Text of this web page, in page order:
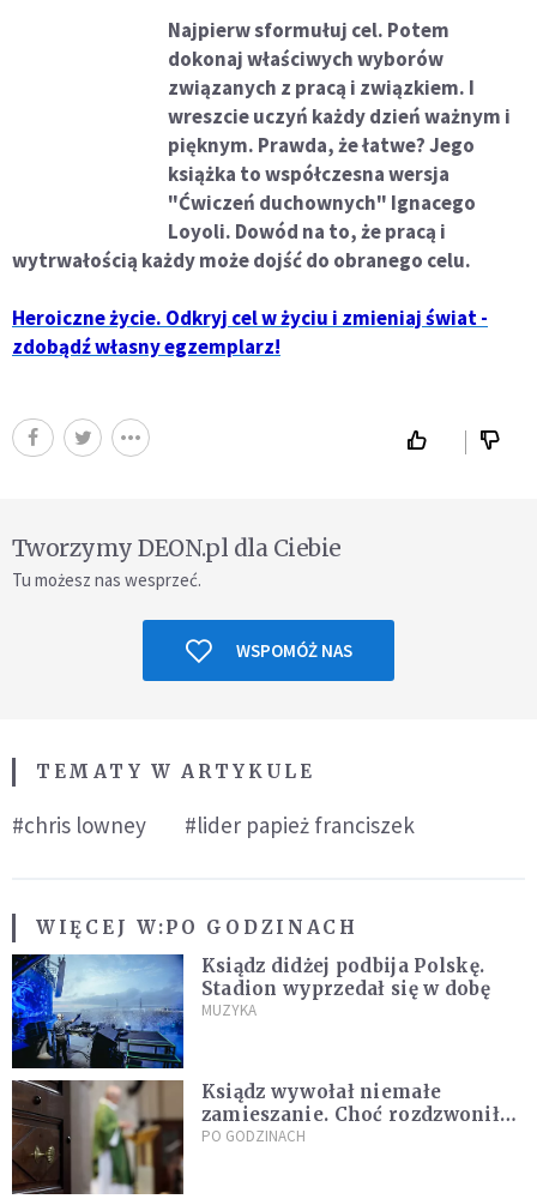
Najpierw sformułuj cel. Potem
dokonaj właściwych wyborów
związanych z pracą i związkiem. I
wreszcie uczyń każdy dzień ważnym i
pięknym. Prawda, że łatwe? Jego
książka to współczesna wersja
"Ćwiczeń duchownych" Ignacego
Loyoli. Dowód na to, że pracą i
wytrwałością każdy może dojść do obranego celu.
Heroiczne życie. Odkryj cel w życiu i zmieniaj świat -
zdobądź własny egzemplarz!
Tworzymy DEON.pl dla Ciebie
Tu możesz nas wesprzeć.
WSPOMÓŻ NAS
TEMATY W ARTYKULE
#chris lowney #lider papież franciszek
WIĘCEJ W:PO GODZINACH
Ksiądz didżej podbija Polskę.
Stadion wyprzedał się w dobę
MUZYKA
Ksiądz wywołał niemałe
zamieszanie. Choć rozdzwoniły
się telefony z całego kraju,
PO GODZINACH